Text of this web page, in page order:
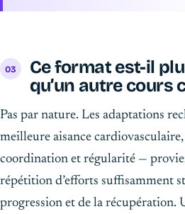
Ce format est-il
qu’un autre cours
Pas par nature. Les adaptations
meilleure aisance
coordination et régularité —
répétition d’efforts suffisamment
progression et de la récupération.